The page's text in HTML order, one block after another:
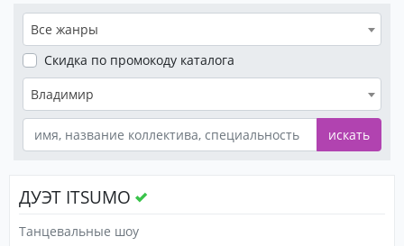
Все жанры
Скидка по промокоду каталога
Владимир
искать
ДУЭТ ITSUMO
Танцевальные шоу